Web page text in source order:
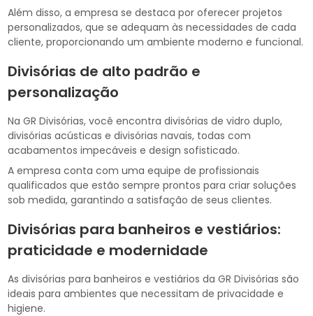
Além disso, a empresa se destaca por oferecer projetos
personalizados, que se adequam às necessidades de cada
cliente, proporcionando um ambiente moderno e funcional.
Divisórias de alto padrão e
personalização
Na GR Divisórias, você encontra divisórias de vidro duplo,
divisórias acústicas e divisórias navais, todas com
acabamentos impecáveis e design sofisticado.
A empresa conta com uma equipe de profissionais
qualificados que estão sempre prontos para criar soluções
sob medida, garantindo a satisfação de seus clientes.
Divisórias para banheiros e vestiários:
praticidade e modernidade
As divisórias para banheiros e vestiários da GR Divisórias são
ideais para ambientes que necessitam de privacidade e
higiene.